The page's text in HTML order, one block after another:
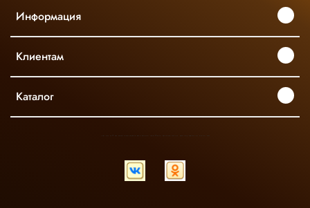
Информация
Клиентам
Каталог